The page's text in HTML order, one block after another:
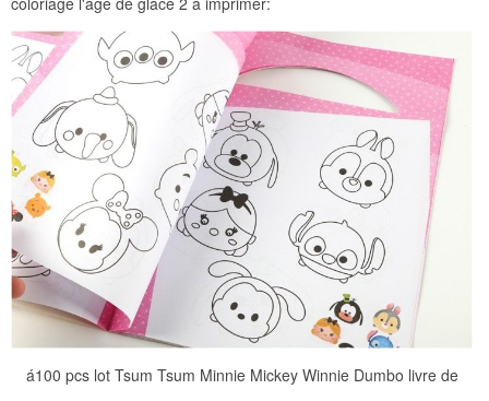
á100 pcs lot Tsum Tsum Minnie Mickey Winnie Dumbo livre de